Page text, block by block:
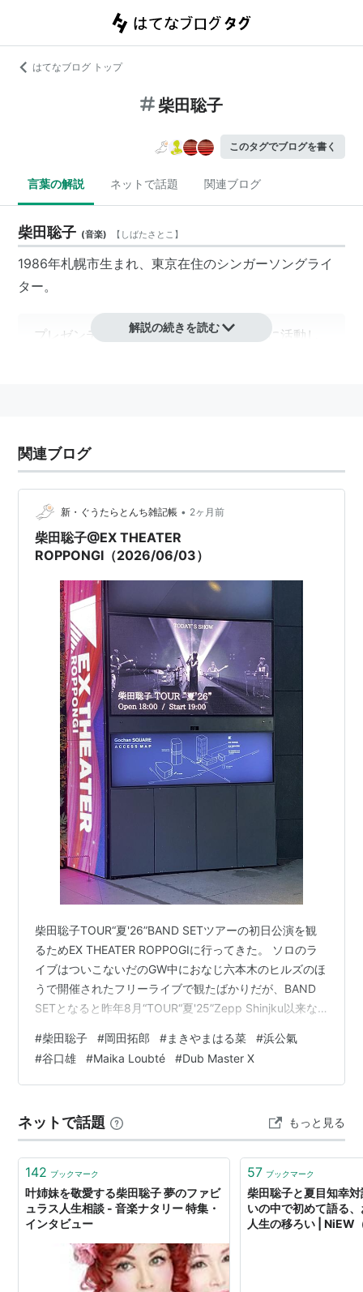
はてなブログ トップ
柴田聡子
このタグでブログを書く
言葉の解説 ネットで話題 関連ブログ
柴田聡子 (音楽) 【 しばたさとこ 】
1986年札幌市生まれ、東京在住のシンガーソングライ
ター。
プレゼンテーション／歌／絶叫／を中心に活動し
ニュー山バンド、バラバラばんばん(大島輝之とのヒッ
プホップユニット)、CHECK YOUR MOM(倉内太とのユ
彦』の続編への出演、フェスティバル/トーキョー13 で
の公演など活動は多岐にわたる。
2012年
MEDIA PRACTICE 2011-2012 | 審査委員会
推薦作品 | エンターテインメント部門 | 第16回 2012
年 | 文化庁メディア芸術祭 歴代受賞作品
2015年新人賞 - ほったまるびより | 受賞作品 | エン
ターテインメント部門 | 第19回 2015年 | 文化庁メデ
ィア芸術祭 歴代受賞作品(出演)
2016年第5回エルスール財団新人賞 現代詩部門
さばーく/柴田聡子｜日本のロック｜ディスクユニオ
ン･オンラインショップ｜diskunion.net
参加音源
柴田聡子 / 2011、夏のデモCDR / CDR | Record CD
Online Shop JET SET / レコード・CD通販ショップ
ジェットセット(812004258022)
柴田聡子 / 2011、冬のデモCDR / CDR | Record CD
Online Shop JET SET / レコード・CD通販ショップ
ジェットセット(812004258052)
しばたさとこ島
浅草橋天才算数
塾
発売日:2012/06/05
購入 : 3人 クリック: 27回
この商品を含むブログ (10件) を見る
柴田聡子 / しばたさとこ島 / 10" | Record CD Online
Shop JET SET / レコード・CD通販ショップ ジェッ
トセット(814004420252)
解説の続きを読む
関連ブログ
新・ぐうたらとんち雑記帳 • 2ヶ月前
柴田聡子@EX THEATER
ROPPONGI（2026/06/03）
柴田聡子TOUR“夏'26”BAND SETツアーの初日公演を観
るためEX THEATER ROPPOGIに行ってきた。 ソロのラ
イブはついこないだのGW中におなじ六本木のヒルズのほ
うで開催されたフリーライブで観たばかりだが、BAND
SETとなると昨年8月“TOUR“夏'25”Zepp Shinjku以来な
った。なに食っても「美味い！」と言う人間とおなじよ
うに、私はライブを観るとほぼ100パーセントの確率で
「良かった！」という感想が出てくるおめでたい頭をし
らしかった。 開演時間19時を5分…
#柴田聡子 #岡田拓郎 #まきやまはる菜 #浜公氣
#谷口雄 #Maika Loubté #Dub Master X
ネットで話題 もっと見る
142 ブックマーク
叶姉妹を敬愛する柴田聡子 夢のファビ
ュラス人生相談 - 音楽ナタリー 特集・
インタビュー
57 ブックマーク
柴田聡子と夏目知幸
いの中で初めて語る
人生の移ろい | NiEW